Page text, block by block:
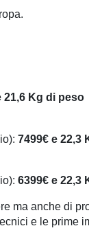
21,6 Kg di peso
7499€ e 22,3
6399€ e 22,3
ma anche di
e le prime